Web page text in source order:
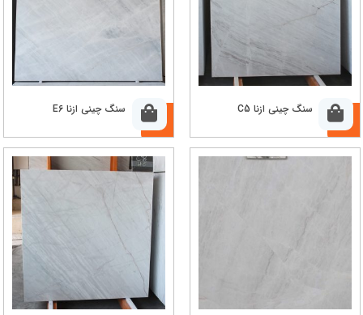
سنگ چینی ازنا C5 سنگ چینی ازنا E6